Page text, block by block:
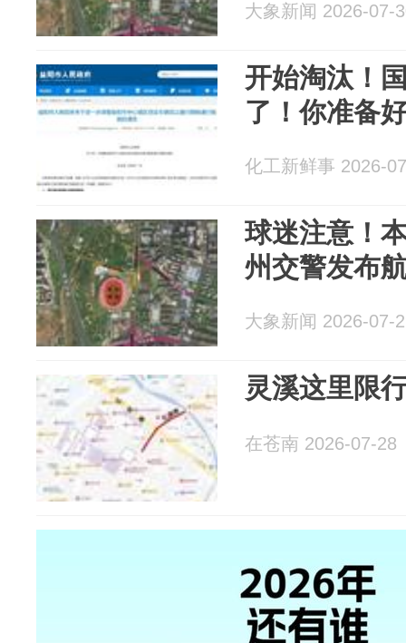
大象新闻 2026-07-
开始淘汰！
了！你准备
化工新鲜事 2026-
球迷注意！
州交警发布
大象新闻 2026-07-
灵溪这里限
在苍南 2026-07-28